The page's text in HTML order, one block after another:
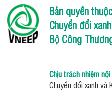
Bản quyền
Chuyển đổi
Bộ Công
Chịu trách nhiệm
Chuyển đổi xanh và